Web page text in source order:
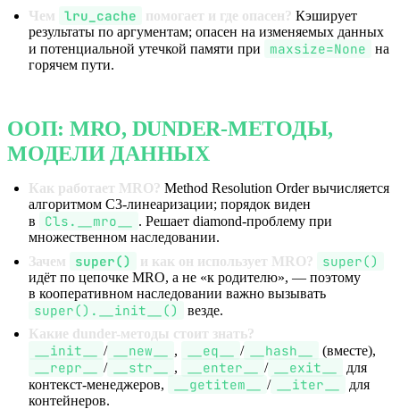
Чем
lru_cache помогает и где опасен? Кэширует
результаты по аргументам; опасен на изменяемых данных
и потенциальной утечкой памяти при
maxsize=None
на
горячем пути.
ООП: MRO, DUNDER-МЕТОДЫ,
МОДЕЛИ ДАННЫХ
Как работает MRO? Method Resolution Order вычисляется
алгоритмом C3-линеаризации; порядок виден
в
Cls.__mro__
. Решает diamond-проблему при
множественном наследовании.
Зачем
super() и как он использует MRO? super()
идёт по цепочке MRO, а не «к родителю», — поэтому
в кооперативном наследовании важно вызывать
super().__init__()
везде.
Какие dunder-методы стоит знать?
__init__ / __new__ , __eq__ / __hash__ (вместе),
__repr__ / __str__ , __enter__ / __exit__
для
контекст-менеджеров,
__getitem__ / __iter__
для
контейнеров.